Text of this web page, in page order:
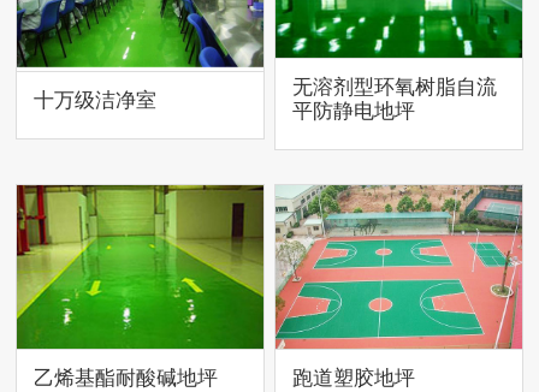
十万级洁净室
无溶剂型环氧树脂自流
平防静电地坪
乙烯基酯耐酸碱地坪 跑道塑胶地坪